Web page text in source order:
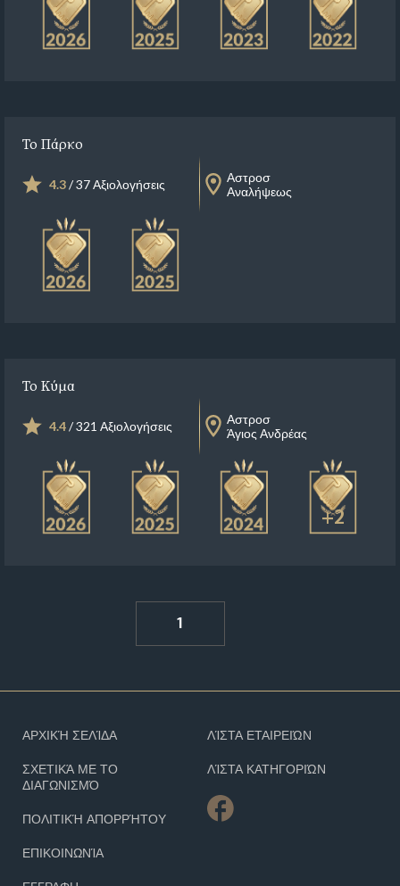
Το Πάρκο
4.3/ 37 Αξιολογήσεις
Αστροσ
Αναλήψεως
Το Κύμα
4.4/ 321 Αξιολογήσεις
Αστροσ
Άγιος Ανδρέας
+2
1
ΑΡΧΙΚΉ ΣΕΛΊΔΑ
ΣΧΕΤΙΚΆ ΜΕ ΤΟ
ΔΙΑΓΩΝΙΣΜΌ
ΠΟΛΙΤΙΚΉ ΑΠΟΡΡΉΤΟΥ
ΕΠΙΚΟΙΝΩΝΊΑ
ΛΊΣΤΑ ΕΤΑΙΡΕΙΏΝ
ΛΊΣΤΑ ΚΑΤΗΓΟΡΙΏΝ